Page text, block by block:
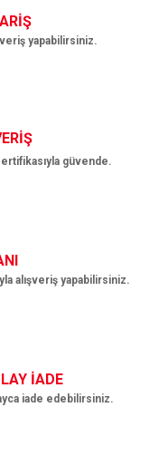
yapabilirsiniz.
güvende.
alışveriş yapabilirsiniz.
İADE
iade edebilirsiniz.